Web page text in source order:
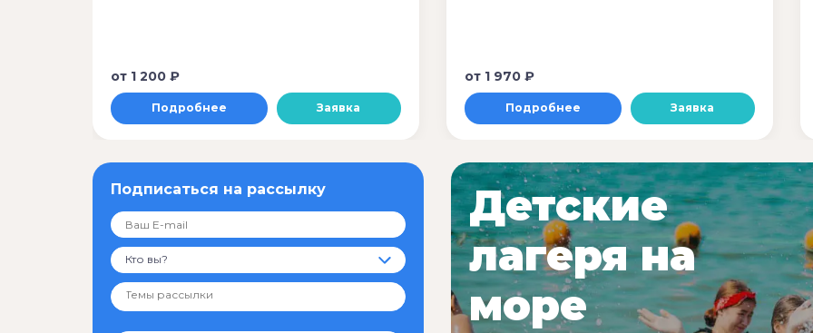
от 1 200 ₽
Подробнее Заявка
от 1 970 ₽
Подробнее Заявка
Подписаться на рассылку
Кто вы?
Детские
лагеря на
море